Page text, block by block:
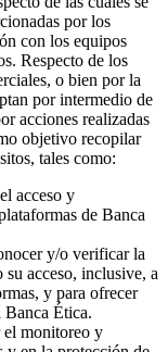
por los
con los equipos
Respecto de los
o bien por la
por intermedio de
acciones realizadas
objetivo recopilar
tales como:
acceso y
de Banca
y/o verificar la
acceso, inclusive, a
y para ofrecer
Banca Ética.
el monitoreo y